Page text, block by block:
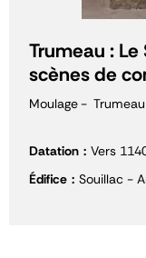
Trumeau :
scènes de
Moulage Trumeau
Datation
Vers
Édifice
Souillac -